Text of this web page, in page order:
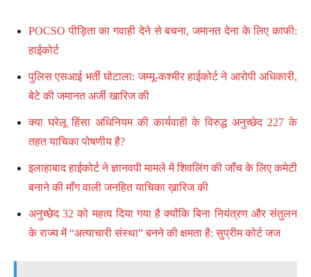
POCSO पीड़िता का गवाही देने से बचना, जमानत देना के लिए काफी:
हाईकोर्ट
पुलिस एसआई भर्ती घोटाला: जम्मू-कश्मीर हाईकोर्ट ने आरोपी अधिकारी,
बेटे की जमानत अर्जी खारिज की
क्या घरेलू हिंसा अधिनियम की कार्यवाही के विरुद्ध अनुच्छेद 227 के
तहत याचिका पोषणीय है?
इलाहाबाद हाईकोर्ट ने ज्ञानवपी मामले में शिवलिंग की जाँच के लिए कमेटी
बनाने की माँग वाली जनहित याचिका ख़ारिज की
अनुच्छेद 32 को महत्व दिया गया है क्योंकि बिना नियंत्रण और संतुलन
के राज्य में “अत्याचारी संस्था” बनने की क्षमता है: सुप्रीम कोर्ट जज